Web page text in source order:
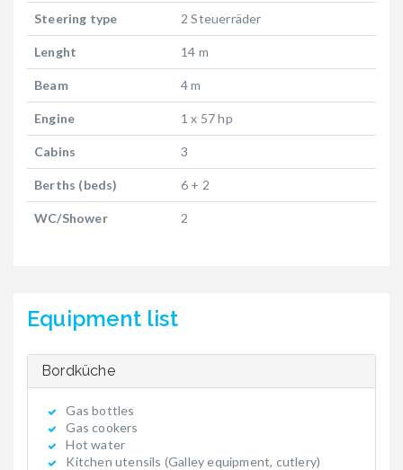
Steering type 2 Steuerräder
Lenght 14 m
Beam 4 m
Engine 1 x 57 hp
Cabins 3
Berths (beds) 6 + 2
WC/Shower 2
Equipment list
Bordküche
Gas bottles
Gas cookers
Hot water
Kitchen utensils (Galley equipment, cutlery)